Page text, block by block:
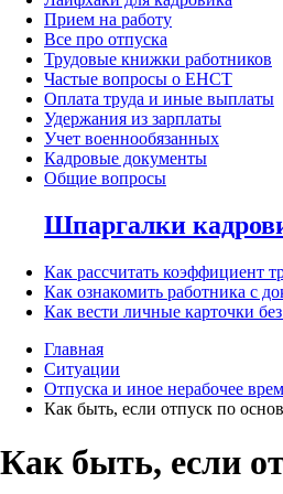
Прием на работу
Все про отпуска
Трудовые книжки работников
Частые вопросы о ЕНСТ
Оплата труда и иные выплаты
Удержания из зарплаты
Учет военнообязанных
Кадровые документы
Общие вопросы
Шпаргалки
Как рассчитать коэффициент
Как ознакомить работника с
Как вести личные карточки
Главная
Ситуации
Отпуска и иное нерабочее
Как быть, если отпуск по
Как быть, если